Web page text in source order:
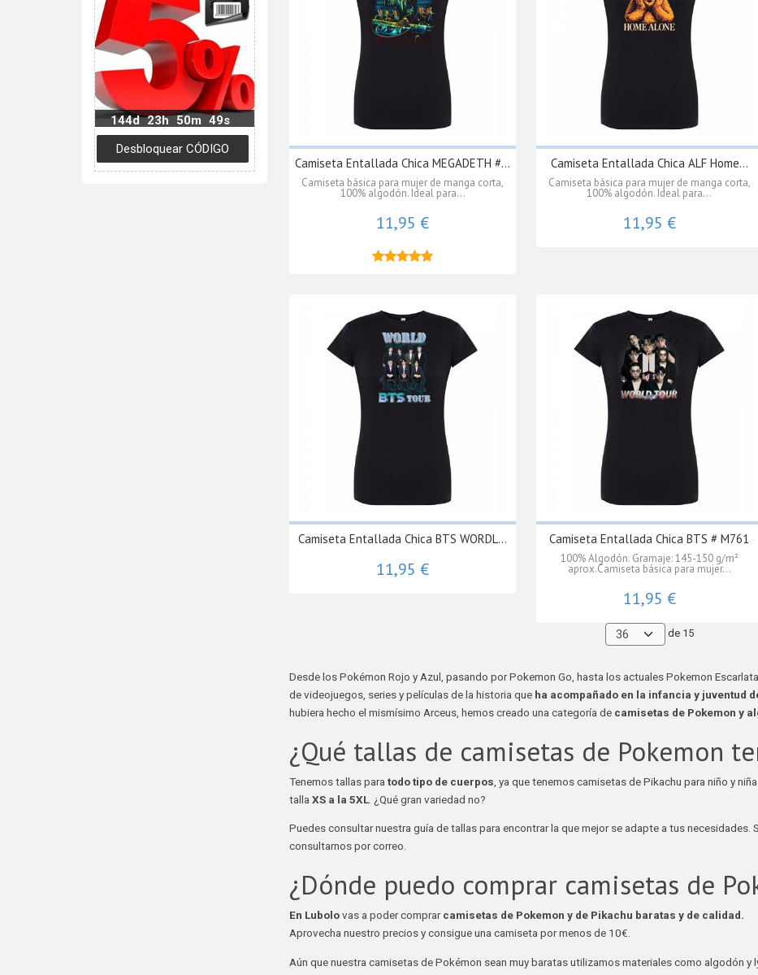
144d 23h 50m 48s
Camiseta Entallada Chica MEGADETH #...
Camiseta básica para mujer de manga corta,
100% algodón. Ideal para...
11,95 €
★★★★★
★★★★★
Camiseta Entallada Chica ALF Home...
Camiseta básica para mujer de manga corta,
100% algodón. Ideal para...
11,95 €
Camiseta Entallada Chica BTS WORDL...
11,95 €
Camiseta Entallada Chica BTS # M761
100% Algodón. Gramaje: 145-150 g/m²
aprox.Camiseta básica para mujer...
11,95 €
de 15
Desde los Pokémon Rojo y Azul, pasando por Pokemon Go, hasta los actuales Pokemon
de videojuegos, series y películas de la historia que ha acompañado en la infancia y juventud
hubiera hecho el mismísimo Arceus, hemos creado una categoría de camisetas de Pokemon y
¿Qué tallas de camisetas de Pokemon
Tenemos tallas para todo tipo de cuerpos , ya que tenemos camisetas de Pikachu para niño y
talla XS a la 5XL. ¿Qué gran variedad no?
Puedes consultar nuestra guía de tallas para encontrar la que mejor se adapte a tus necesidades.
consultarnos por correo.
¿Dónde puedo comprar camisetas de
En Lubolovas a poder comprarcamisetas de Pokemon y de Pikachu baratas y de calidad.
Aprovecha nuestro precios y consigue una camiseta por menos de 10€.
Aún que nuestra camisetas de Pokémon sean muy baratas utilizamos materiales como algodón y